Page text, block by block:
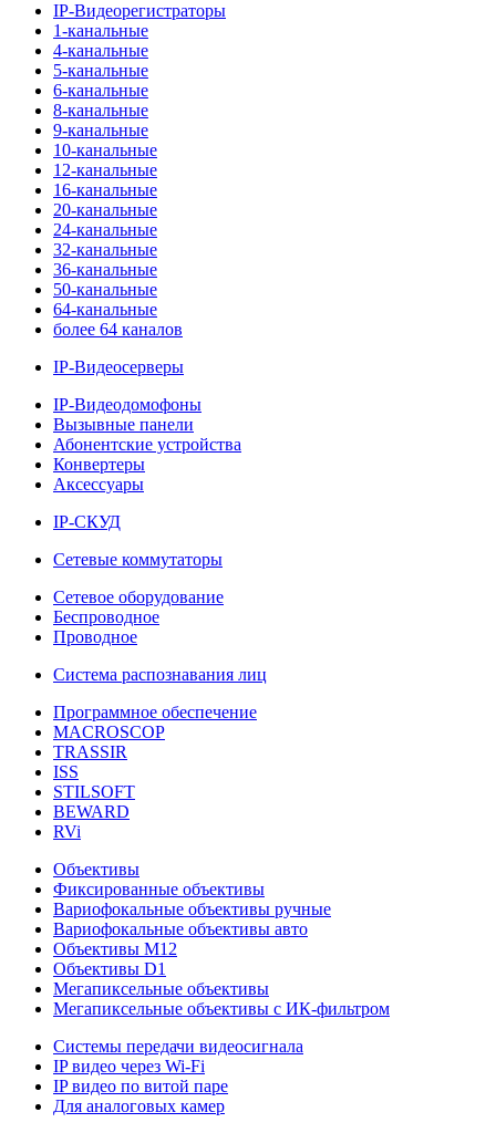
IP-Видеорегистраторы
1-канальные
4-канальные
5-канальные
6-канальные
8-канальные
9-канальные
10-канальные
12-канальные
16-канальные
20-канальные
24-канальные
32-канальные
36-канальные
50-канальные
64-канальные
более 64 каналов
IP-Видеосерверы
IP-Видеодомофоны
Вызывные панели
Абонентские устройства
Конвертеры
Аксессуары
IP-СКУД
Сетевые коммутаторы
Сетевое оборудование
Беспроводное
Проводное
Система распознавания лиц
Программное обеспечение
MACROSCOP
TRASSIR
ISS
STILSOFT
BEWARD
RVi
Объективы
Фиксированные объективы
Вариофокальные объективы ручные
Вариофокальные объективы авто
Объективы М12
Объективы D1
Мегапиксельные объективы
Мегапиксельные объективы с ИК-фильтром
Системы передачи видеосигнала
IP видео через Wi-Fi
IP видео по витой паре
Для аналоговых камер